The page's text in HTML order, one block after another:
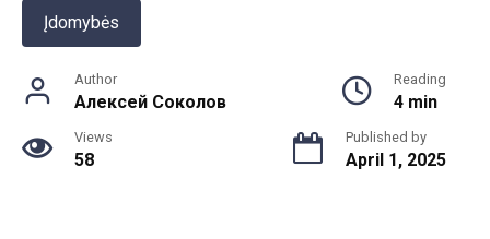
Įdomybės
Author
Алексей Соколов
Reading
4 min
Views
58
Published by
April 1, 2025